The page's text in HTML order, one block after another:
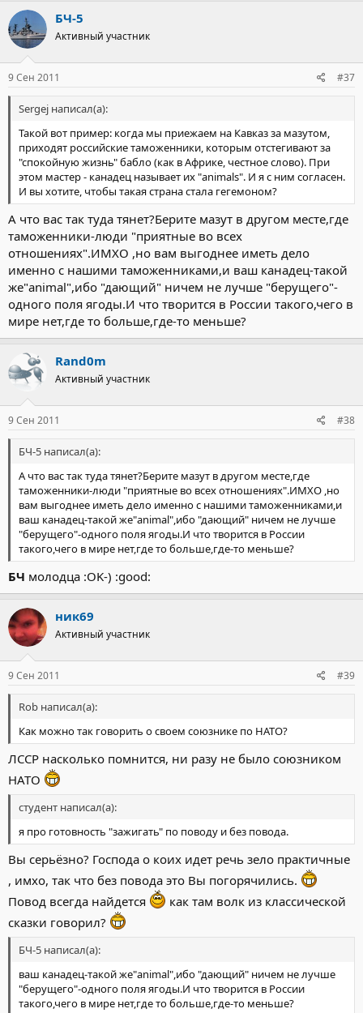
БЧ-5
Активный участник
9 Сен 2011 #37
Sergej написал(а):
Такой вот пример: когда мы приежаем на Кавказ за мазутом,
приходят российские таможенники, которым отстегивают за
"спокойную жизнь" бабло (как в Африке, честное слово). При
этом мастер - канадец называет их "animals". И я с ним согласен.
И вы хотите, чтобы такая страна стала гегемоном?
А что вас так туда тянет?Берите мазут в другом месте,где
таможенники-люди "приятные во всех
отношениях".ИМХО ,но вам выгоднее иметь дело
именно с нашими таможенниками,и ваш канадец-такой
же"animal",ибо "дающий" ничем не лучше "берущего"-
одного поля ягоды.И что творится в России такого,чего в
мире нет,где то больше,где-то меньше?
Rand0m
Активный участник
9 Сен 2011 #38
БЧ-5 написал(а):
А что вас так туда тянет?Берите мазут в другом месте,где
таможенники-люди "приятные во всех отношениях".ИМХО ,но
вам выгоднее иметь дело именно с нашими таможенниками,и
ваш канадец-такой же"animal",ибо "дающий" ничем не лучше
"берущего"-одного поля ягоды.И что творится в России
такого,чего в мире нет,где то больше,где-то меньше?
БЧ молодца :OK-) :good:
ник69
Активный участник
9 Сен 2011 #39
Rob написал(а):
Как можно так говорить о своем союзнике по НАТО?
ЛССР насколько помнится, ни разу не было союзником
НАТО
студент написал(а):
я про готовность "зажигать" по поводу и без повода.
Вы серьёзно? Господа о коих идет речь зело практичные
, имхо, так что без повода это Вы погорячились.
Повод всегда найдется
как там волк из классической
сказки говорил?
БЧ-5 написал(а):
ваш канадец-такой же"animal",ибо "дающий" ничем не лучше
"берущего"-одного поля ягоды.И что творится в России
такого,чего в мире нет,где то больше,где-то меньше?